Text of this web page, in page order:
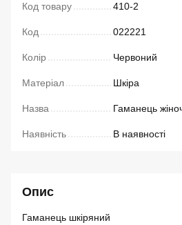
Код товару 410-2
Код 022221
Колір Червоний
Матеріал Шкіра
Назва Гаманець
Наявність В наявності
Опис
Гаманець шкіряний